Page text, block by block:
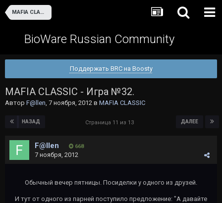
MAFIA CLASSIC
BioWare Russian Community
Поддержать BRC на Boosty
MAFIA CLASSIC - Игра №32.
Автор F@llen, 7 ноября, 2012 в MAFIA CLASSIC
НАЗАД ДАЛЕЕ
Страница 11 из 13
F@llen 668
7 ноября, 2012
Обычный вечер пятницы. Посиделки у одного из друзей.
И тут от одного из парней поступило предложение: "А давайте